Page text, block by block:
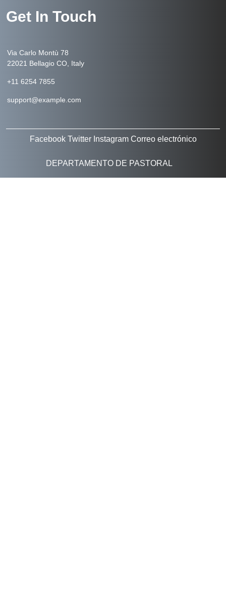
Get In Touch
Via Carlo Montù 78
22021 Bellagio CO, Italy
+11 6254 7855
support@example.com
Facebook Twitter Instagram Correo electrónico
DEPARTAMENTO DE PASTORAL